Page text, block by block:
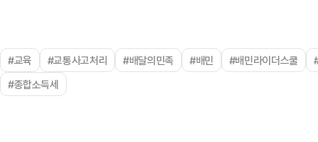
#교육 #교통사고처리 #배달의민족 #배민 #배민라이더스쿨
#종합소득세